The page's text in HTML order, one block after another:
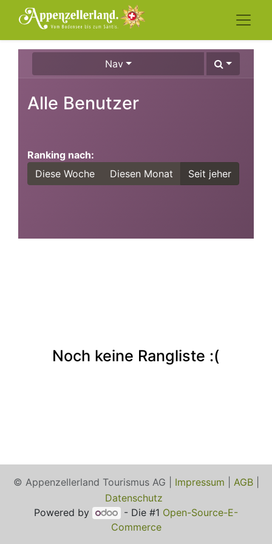
Nav
Alle Benutzer
Ranking nach:
Diese Woche
Diesen Monat Seit jeher
Noch keine Rangliste :(
© Appenzellerland Tourismus AG | Impressum AGB|
Datenschutz
Powered by
- Die #1 Open-Source-E-
Commerce